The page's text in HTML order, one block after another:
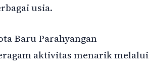
usia.
Baru Parahyangan
aktivitas menarik melalui